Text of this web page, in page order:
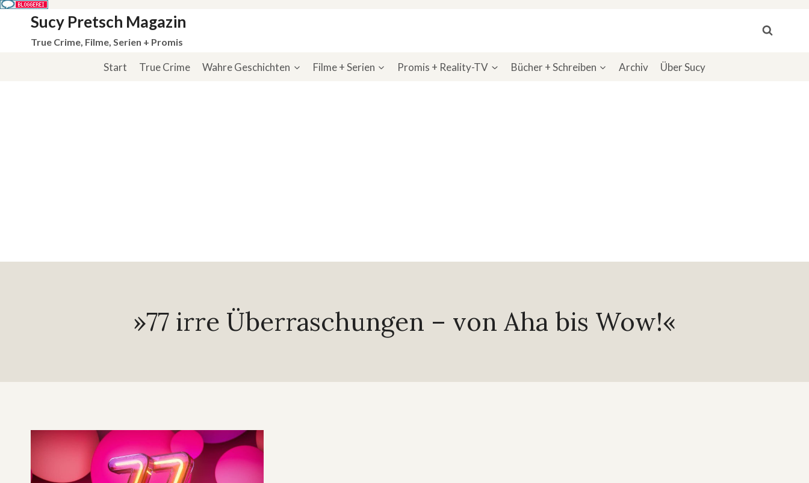
springen
Sucy Pretsch Magazin
True Crime, Filme, Serien + Promis
Start True Crime Wahre Geschichten Filme + Serien Promis + Reality-TV Bücher + Schreiben Archiv Über Sucy
»77 irre Überraschungen – von Aha bis Wow!«